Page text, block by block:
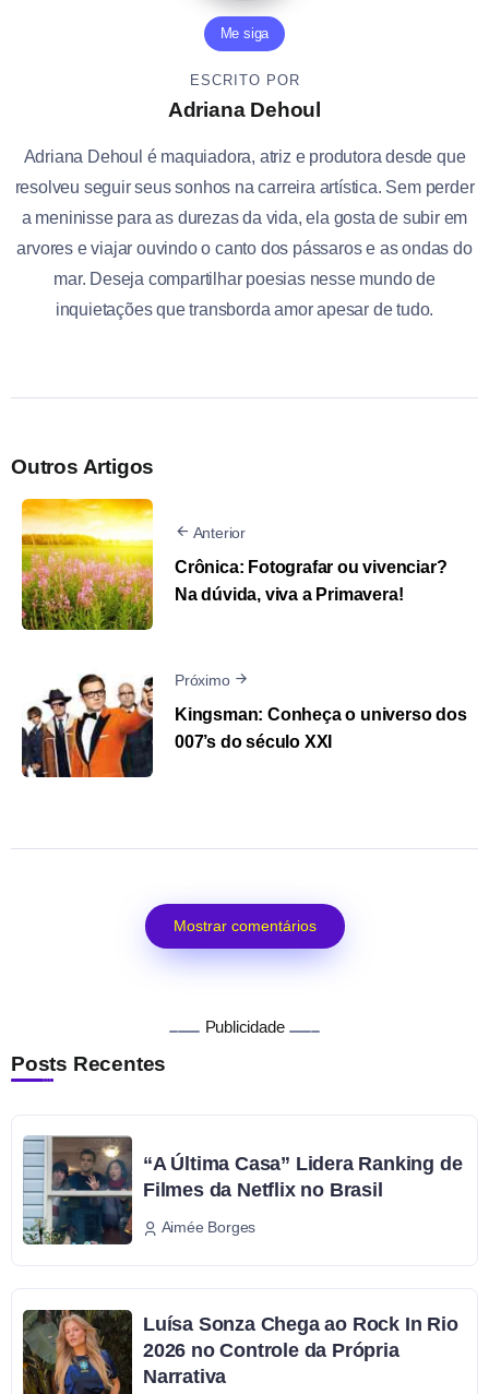
Me siga
ESCRITO POR
Adriana Dehoul
Adriana Dehoul é maquiadora, atriz e produtora desde que
resolveu seguir seus sonhos na carreira artística. Sem perder
a meninisse para as durezas da vida, ela gosta de subir em
arvores e viajar ouvindo o canto dos pássaros e as ondas do
mar. Deseja compartilhar poesias nesse mundo de
inquietações que transborda amor apesar de tudo.
Outros Artigos
Anterior
Crônica: Fotografar ou vivenciar?
Na dúvida, viva a Primavera!
Próximo
Kingsman: Conheça o universo dos
007’s do século XXI
Mostrar comentários
Publicidade
Posts Recentes
“A Última Casa” Lidera Ranking de
Filmes da Netflix no Brasil
Aimée Borges
Luísa Sonza Chega ao Rock In Rio
2026 no Controle da Própria
Narrativa